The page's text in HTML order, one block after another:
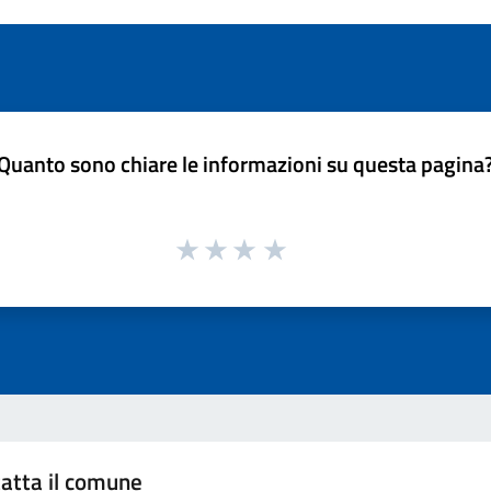
sono chiare le informazioni su questa
il comune